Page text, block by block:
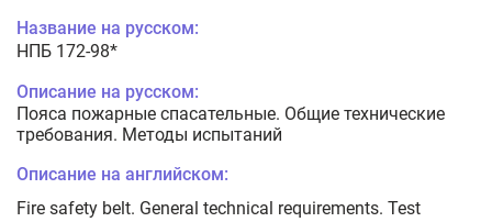
Название на русском:
НПБ 172-98*
Описание на русском:
Пояса пожарные спасательные. Общие технические
требования. Методы испытаний
Описание на английском:
Fire safety belt. General technical requirements. Test